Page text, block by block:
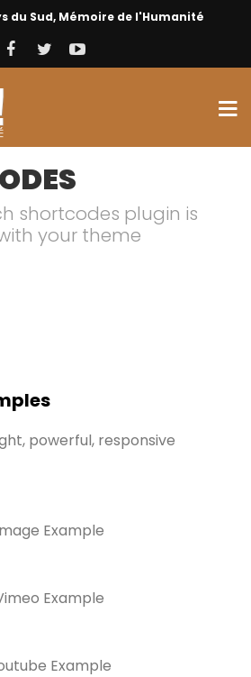
du Sud, Mémoire de l'Humanité
shortcodes plugin is
your theme
powerful, responsive
Example
Example
Example